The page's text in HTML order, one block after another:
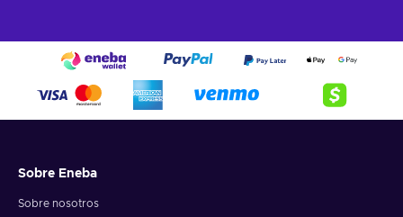
Sobre Eneba
Sobre nosotros